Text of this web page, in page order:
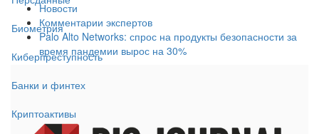
Биометрия
Киберпреступность
Банки и финтех
Криптоактивы
Новости
Комментарии экспертов
Palo Alto Networks: спрос на продукты безопасности за
время пандемии вырос на 30%